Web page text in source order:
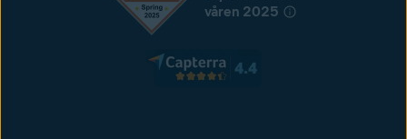
våren 2025